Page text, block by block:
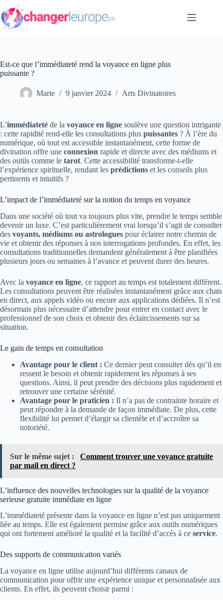
Passer
au
contenu
Est-ce que l’immédiateté rend la voyance en ligne plus
puissante ?
Marie 9 janvier 2024 Arts Divinatoires
L’immédiateté de la voyance en ligne soulève une question intrigante
: cette rapidité rend-elle les consultations plus puissantes ? À l’ère du
numérique, où tout est accessible instantanément, cette forme de
divination offre une connexion rapide et directe avec des médiums et
des outils comme le tarot. Cette accessibilité transforme-t-elle
l’expérience spirituelle, rendant les prédictions et les conseils plus
pertinents et intuitifs ?
L’impact de l’immédiateté sur la notion du temps en voyance
Dans une société où tout va toujours plus vite, prendre le temps semble
devenir un luxe. C’est particulièrement vrai lorsqu’il s’agit de consulter
des voyants, médiums ou astrologues pour éclairer notre chemin de
vie et obtenir des réponses à nos interrogations profondes. En effet, les
consultations traditionnelles demandent généralement à être planifiées
plusieurs jours ou semaines à l’avance et peuvent durer des heures.
Avec la voyance en ligne, ce rapport au temps est totalement différent.
Les consultations peuvent être réalisées instantanément grâce aux chats
en direct, aux appels vidéo ou encore aux applications dédiées. Il n’est
désormais plus nécessaire d’attendre pour entrer en contact avec le
professionnel de son choix et obtenir des éclaircissements sur sa
situation.
Le gain de temps en consultation
Avantage pour le client : Ce dernier peut consulter dès qu’il en
ressent le besoin et obtenir rapidement les réponses à ses
questions. Ainsi, il peut prendre des décisions plus rapidement et
retrouver une certaine sérénité.
Avantage pour le praticien : Il n’a pas de contrainte horaire et
peut répondre à la demande de façon immédiate. De plus, cette
flexibilité lui permet d’élargir sa clientèle et d’accroître sa
notoriété.
Sur le même sujet :
Comment trouver une voyance gratuite
par mail en direct ?
L’influence des nouvelles technologies sur la qualité de la voyance
serieuse gratuite immédiate en ligne
L’immédiateté présente dans la voyance en ligne n’est pas uniquement
liée au temps. Elle est également permise grâce aux outils numériques
qui ont fortement amélioré la qualité et la facilité d’accès à ce service.
Des supports de communication variés
La voyance en ligne utilise aujourd’hui différents canaux de
communication pour offrir une expérience unique et personnalisée aux
clients. En effet, ils peuvent choisir parmi :